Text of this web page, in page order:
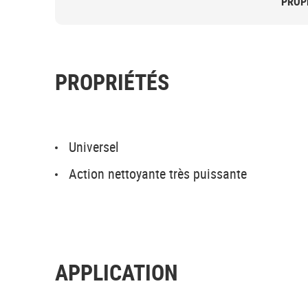
PROPRIÉTÉS
Universel
Action nettoyante très puissante
APPLICATION